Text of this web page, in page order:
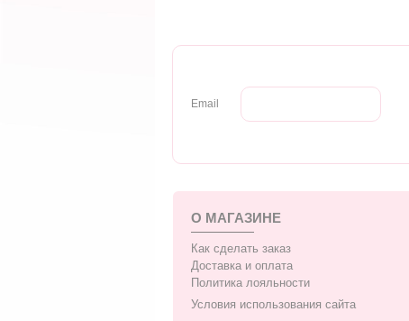
Email
О МАГАЗИНЕ
Как сделать заказ
Доставка и оплата
Политика лояльности
Условия использования сайта